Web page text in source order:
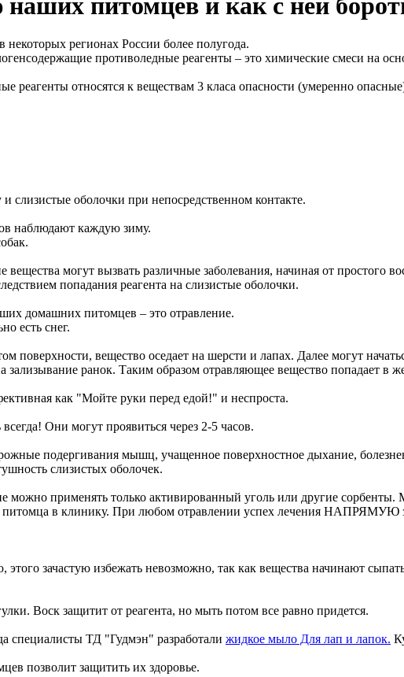
некоторых регионах России более полугода.
противоледные реагенты – это химические смеси на
реагенты относятся к веществам 3 класа опасности (умеренно
оболочки при непосредственном контакте.
наблюдают каждую зиму.
могут вызвать различные заболевания, начиная от простого
попадания реагента на слизистые оболочки.
домашних питомцев – это отравление.
есть снег.
поверхности, вещество оседает на шерсти и лапах. Далее могут
зализывание ранок. Таким образом отравляющее вещество попадает в
как "Мойте руки перед едой!" и неспроста.
Они могут проявиться через 2-5 часов.
подергивания мышц, учащенное поверхностное дыхание,
слизистых оболочек.
можно применять только активированный уголь или другие
питомца в клинику. При любом отравлении успех лечения НАПРЯМУЮ
зачастую избежать невозможно, так как вещества начинают
Воск защитит от реагента, но мыть потом все равно придется.
специалисты ТД "Гудмэн" разработали жидкое мыло Для лап и лапок.
позволит защитить их здоровье.